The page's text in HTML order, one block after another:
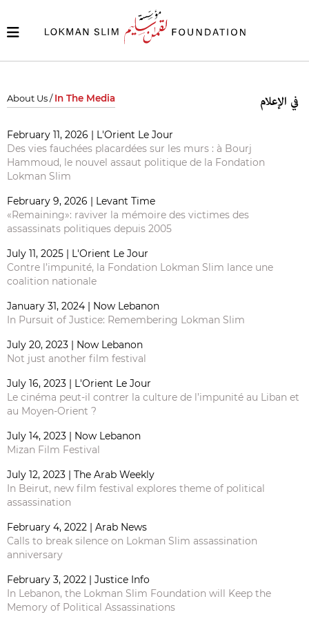
About Us /In The Media في الإعلام
February 11, 2026 | L'Orient Le Jour
Des vies fauchées placardées sur les murs : à Bourj
Hammoud, le nouvel assaut politique de la Fondation
Lokman Slim
February 9, 2026 | Levant Time
«Remaining»: raviver la mémoire des victimes des
assassinats politiques depuis 2005
July 11, 2025 | L'Orient Le Jour
Contre l’impunité, la Fondation Lokman Slim lance une
coalition nationale
January 31, 2024 | Now Lebanon
In Pursuit of Justice: Remembering Lokman Slim
July 20, 2023 | Now Lebanon
Not just another film festival
July 16, 2023 | L'Orient Le Jour
Le cinéma peut-il contrer la culture de l’impunité au Liban et
au Moyen-Orient ?
July 14, 2023 | Now Lebanon
Mizan Film Festival
July 12, 2023 | The Arab Weekly
In Beirut, new film festival explores theme of political
assassination
February 4, 2022 | Arab News
Calls to break silence on Lokman Slim assassination
anniversary
February 3, 2022 | Justice Info
In Lebanon, the Lokman Slim Foundation will Keep the
Memory of Political Assassinations